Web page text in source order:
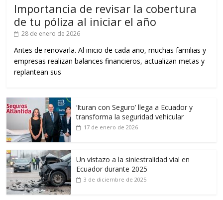
Importancia de revisar la cobertura
de tu póliza al iniciar el año
28 de enero de 2026
Antes de renovarla. Al inicio de cada año, muchas familias y
empresas realizan balances financieros, actualizan metas y
replantean sus
‘Ituran con Seguro’ llega a Ecuador y
transforma la seguridad vehicular
17 de enero de 2026
Un vistazo a la siniestralidad vial en
Ecuador durante 2025
3 de diciembre de 2025